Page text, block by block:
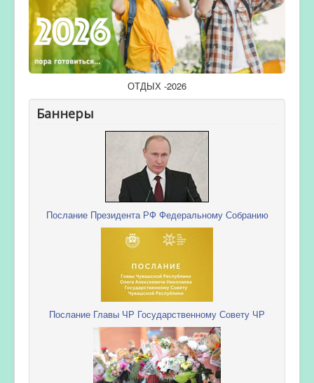
ОТДЫХ -2026
Баннеры
Послание Президента РФ Федеральному Собранию
Послание Главы ЧР Государственному Совету ЧР